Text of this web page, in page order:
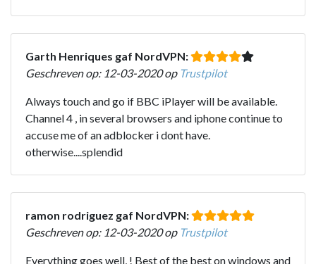
Garth Henriques gaf NordVPN:
Geschreven op: 12-03-2020 op Trustpilot
Always touch and go if BBC iPlayer will be available.
Channel 4 , in several browsers and iphone continue to
accuse me of an adblocker i dont have.
otherwise....splendid
ramon rodriguez gaf NordVPN:
Geschreven op: 12-03-2020 op Trustpilot
Everything goes well, ! Best of the best on windows and